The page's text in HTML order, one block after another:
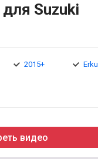
Suzuki
2015+ Erkul
видео